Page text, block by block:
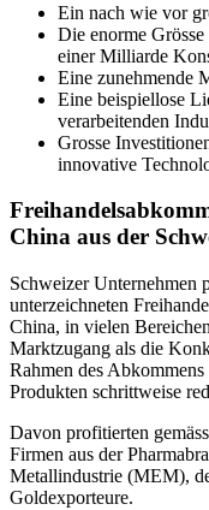
Ein nach wie vor
Die enorme
einer Milliarde
Eine zunehmende
Eine beispiellose
verarbeitenden
Grosse
innovative
China aus der
Schweizer Unternehmen
unterzeichneten
China, in vielen
Marktzugang als die
Rahmen des
Produkten schrittweise
Davon profitierten
Firmen aus der
Metallindustrie (MEM),
Goldexporteure.